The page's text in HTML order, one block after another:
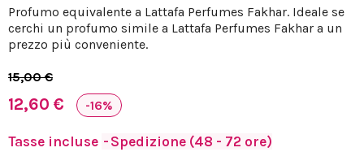
Profumo equivalente a Lattafa Perfumes Fakhar. Ideale se
cerchi un profumo simile a Lattafa Perfumes Fakhar a un
prezzo più conveniente.
15,00 €
12,60 € -16%
Tasse incluse Spedizione (48 - 72 ore)